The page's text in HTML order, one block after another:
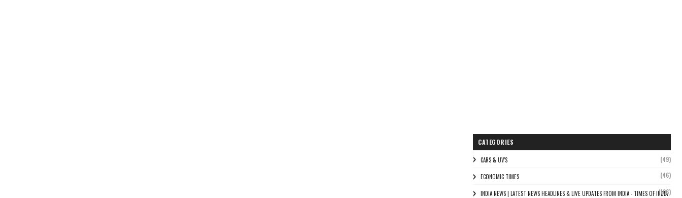
CATEGORIES
CARS & UV'S (49)
ECONOMIC TIMES (46)
INDIA NEWS | LATEST NEWS HEADLINES & LIVE UPDATES FROM INDIA - TIMES OF INDIA
(106)